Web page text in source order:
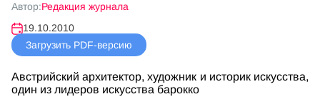
Автор:Редакция журнала
19.10.2010
Загрузить PDF-версию
Австрийский архитектор, художник и историк искусства,
один из лидеров искусства барокко